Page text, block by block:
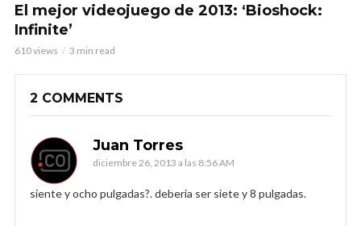
El mejor videojuego de 2013: ‘Bioshock:
Infinite’
610 views 3 min read
2 COMMENTS
Juan Torres
diciembre 26, 2013 a las 8:56 AM
siente y ocho pulgadas?. deberia ser siete y 8 pulgadas.